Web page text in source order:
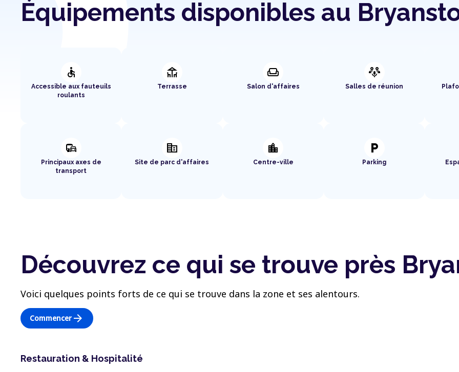
Équipements disponibles au
accessible
Accessible aux fauteuils
roulants
deck
Terrasse
weekend
Salon d'affaires
adaptive_audio_mic
Salles de réunion
commute
Principaux axes de
transport
corporate_fare
Site de parc d'affaires
location_city
Centre-ville
local_parking
Parking
Découvrez ce qui se trouve près
Voici quelques points forts de ce qui se trouve dans la zone et ses alentours.
Commencerarrow_forward
Restauration & Hospitalité